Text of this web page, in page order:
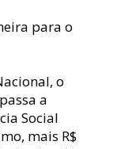
para o
o
a
Social
mais R$